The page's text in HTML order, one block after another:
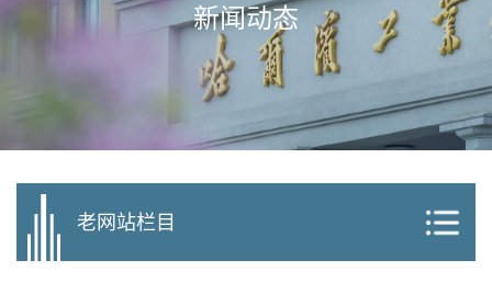
新闻动态
老网站栏目